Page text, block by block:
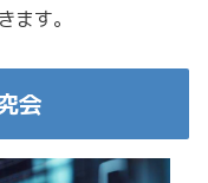
ます。
会